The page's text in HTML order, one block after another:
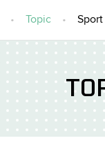
Topic Sport